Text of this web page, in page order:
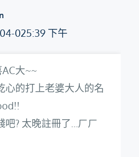
025:39 下午
大~~
心的打上老婆大人的名
吧? 太晚註冊了…ㄏㄏ